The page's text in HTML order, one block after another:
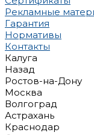
Рекламные
Гарантия
Нормативы
Контакты
Калуга
Назад
Ростов-на-Дону
Москва
Волгоград
Астрахань
Краснодар